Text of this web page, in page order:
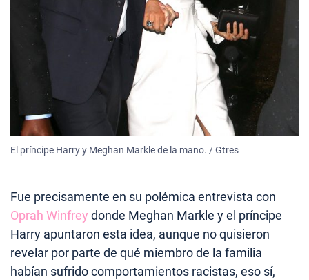
El príncipe Harry y Meghan Markle de la mano. / Gtres
Fue precisamente en su polémica entrevista con
Oprah Winfrey donde Meghan Markle y el príncipe
Harry apuntaron esta idea, aunque no quisieron
revelar por parte de qué miembro de la familia
habían sufrido comportamientos racistas, eso sí,